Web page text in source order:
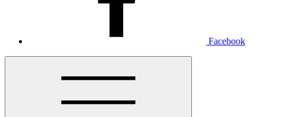
Facebook